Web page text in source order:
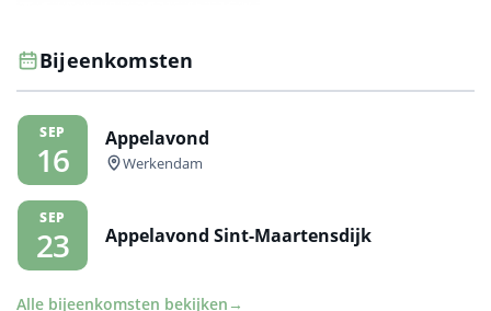
Bijeenkomsten
SEP
16
Appelavond
Werkendam
SEP
23 Appelavond Sint-Maartensdijk
Alle bijeenkomsten bekijken →